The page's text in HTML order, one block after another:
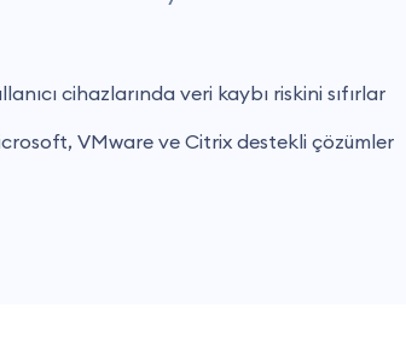
cihazlarında veri kaybı riskini sıfırlar
VMware ve Citrix destekli çözümler